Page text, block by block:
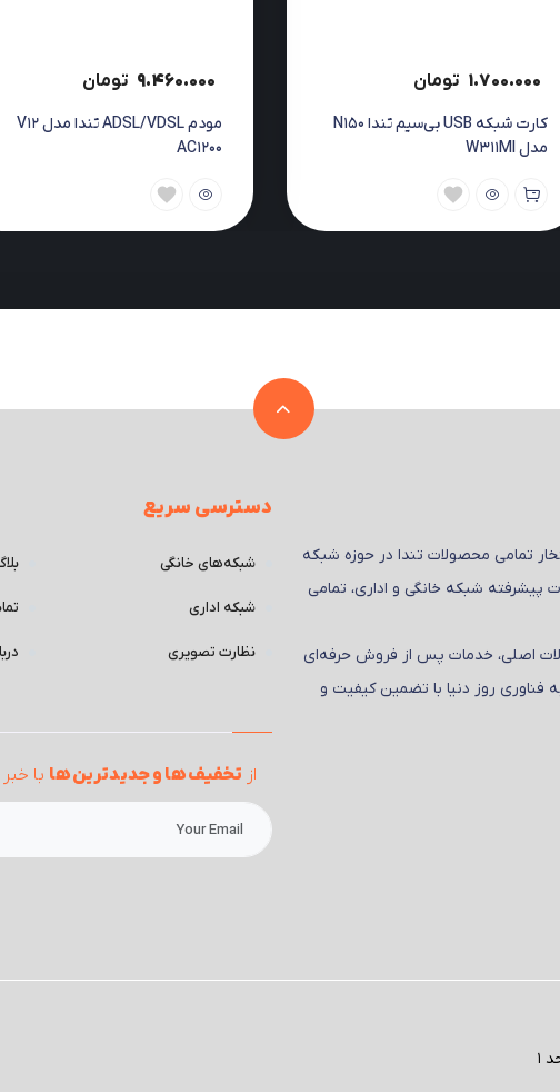
1.700.000 تومان
کارت شبکه USB بی‌سیم تندا N150
مدل W311MI
9.460.000 تومان
مودم ADSL/VDSL تندا مدل V12
AC1200
تمامی محصولات تندا در حوزه شبکه
پیشرفته شبکه خانگی و اداری، تمامی
اصلی، خدمات پس از فروش حرفه‌ای
فناوری روز دنیا با تضمین کیفیت و
دسترسی سریع
شبکه‌های خانگی
شبکه اداری
نظارت تصویری
از تخفیف ها و جدیدترین ها با